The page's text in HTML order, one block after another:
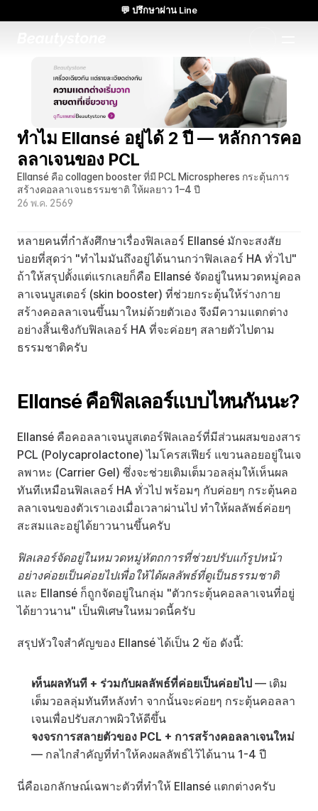
ทำไม Ellansé อยู่ได้ 2 ปี — หลักการคอ
ลลาเจนของ PCL
Ellansé คือ collagen booster ที่มี PCL Microspheres กระตุ้นการ
สร้างคอลลาเจนธรรมชาติ ให้ผลยาว 1–4 ปี
26 พ.ค. 2569
หลายคนที่กำลังศึกษาเรื่องฟิลเลอร์ Ellansé มักจะสงสัย
บ่อยที่สุดว่า "ทำไมมันถึงอยู่ได้นานกว่าฟิลเลอร์ HA ทั่วไป"
ถ้าให้สรุปตั้งแต่แรกเลยก็คือ Ellansé จัดอยู่ในหมวดหมู่คอล
ลาเจนบูสเตอร์ (skin booster) ที่ช่วยกระตุ้นให้ร่างกาย
สร้างคอลลาเจนขึ้นมาใหม่ด้วยตัวเอง จึงมีความแตกต่าง
อย่างสิ้นเชิงกับฟิลเลอร์ HA ที่จะค่อยๆ สลายตัวไปตาม
ธรรมชาติครับ
Ellansé คือฟิลเลอร์แบบไหนกันนะ?
Ellansé คือคอลลาเจนบูสเตอร์ฟิลเลอร์ที่มีส่วนผสมของสาร
PCL (Polycaprolactone) ไมโครสเฟียร์ แขวนลอยอยู่ในเจ
ลพาหะ (Carrier Gel) ซึ่งจะช่วยเติมเต็มวอลลุ่มให้เห็นผล
ทันทีเหมือนฟิลเลอร์ HA ทั่วไป พร้อมๆ กับค่อยๆ กระตุ้นคอ
ลลาเจนของตัวเราเองเมื่อเวลาผ่านไป ทำให้ผลลัพธ์ค่อยๆ
สะสมและอยู่ได้ยาวนานขึ้นครับ
ฟิลเลอร์จัดอยู่ในหมวดหมู่หัตถการที่ช่วยปรับแก้รูปหน้า
อย่างค่อยเป็นค่อยไปเพื่อให้ได้ผลลัพธ์ที่ดูเป็นธรรมชาติ
และ Ellansé ก็ถูกจัดอยู่ในกลุ่ม "ตัวกระตุ้นคอลลาเจนที่อยู่
ได้ยาวนาน" เป็นพิเศษในหมวดนี้ครับ
สรุปหัวใจสำคัญของ Ellansé ได้เป็น 2 ข้อ ดังนี้:
เห็นผลทันที + ร่วมกับผลลัพธ์ที่ค่อยเป็นค่อยไป — เติม
เต็มวอลลุ่มทันทีหลังทำ จากนั้นจะค่อยๆ กระตุ้นคอลลา
เจนเพื่อปรับสภาพผิวให้ดีขึ้น
วงจรการสลายตัวของ PCL + การสร้างคอลลาเจนใหม่
— กลไกสำคัญที่ทำให้คงผลลัพธ์ไว้ได้นาน 1-4 ปี
นี่คือเอกลักษณ์เฉพาะตัวที่ทำให้ Ellansé แตกต่างครับ
💬 ปรึกษาผ่าน Line
🌸 Beautystone Clinic เข้าร่วม Cadaver workshop ของ Meditox ที่